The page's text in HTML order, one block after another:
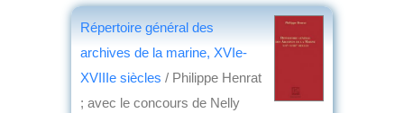
Répertoire général des
archives de la marine, XVIe-
XVIIIe siècles / Philippe Henrat
; avec le concours de Nelly